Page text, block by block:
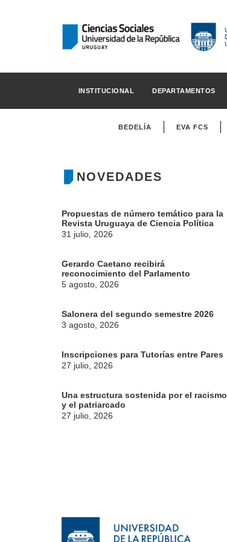
INSTITUCIONAL DEPARTAMENTOS
BEDELÍA EVA FCS
NOVEDADES
Propuestas de número temático para la
Revista Uruguaya de Ciencia Política
31 julio, 2026
Gerardo Caetano recibirá
reconocimiento del Parlamento
5 agosto, 2026
Salonera del segundo semestre 2026
3 agosto, 2026
Inscripciones para Tutorías entre Pares
27 julio, 2026
Una estructura sostenida por el racismo
y el patriarcado
27 julio, 2026